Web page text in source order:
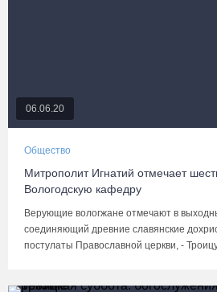
06.06.20
Общество
Митрополит Игнатий отмечает
Вологодскую кафедру
Верующие вологжане отмечают в
соединяющий древние славянские
постулаты Православной церкви, -